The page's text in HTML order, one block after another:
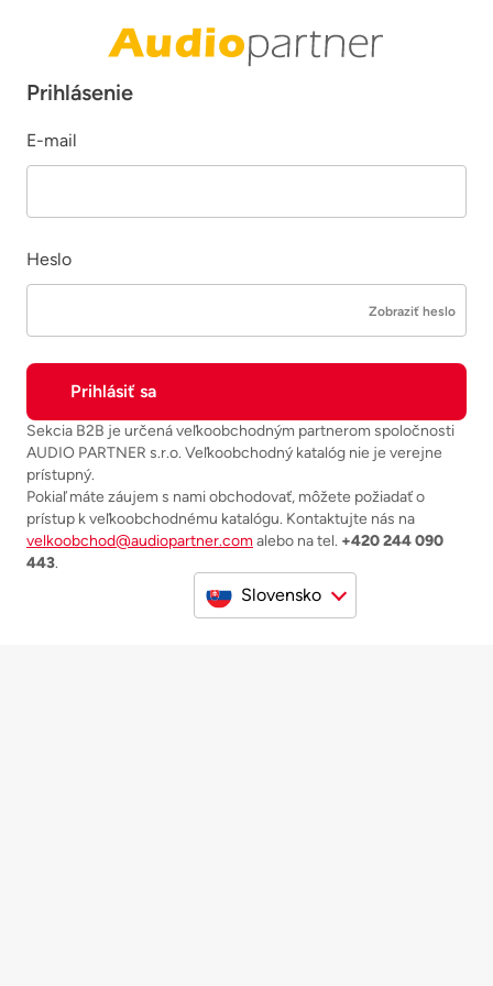
Prihlásenie
E-mail
Heslo
Zobraziť heslo
Sekcia B2B je určená veľkoobchodným partnerom spoločnosti
AUDIO PARTNER s.r.o. Veľkoobchodný katalóg nie je verejne
prístupný.
Pokiaľ máte záujem s nami obchodovať, môžete požiadať o
prístup k veľkoobchodnému katalógu. Kontaktujte nás na
velkoobchod@audiopartner.comalebo na tel. +420 244 090
443.
Slovensko